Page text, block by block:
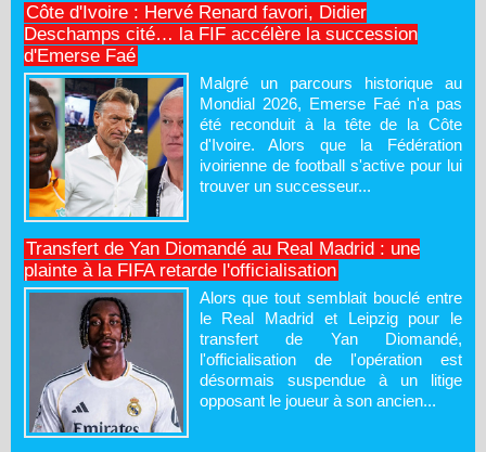
Côte d'Ivoire : Hervé Renard favori, Didier
Deschamps cité… la FIF accélère la succession
d'Emerse Faé
Malgré un parcours historique au
Mondial 2026, Emerse Faé n'a pas
été reconduit à la tête de la Côte
d'Ivoire. Alors que la Fédération
ivoirienne de football s'active pour lui
trouver un successeur...
Transfert de Yan Diomandé au Real Madrid : une
plainte à la FIFA retarde l'officialisation
Alors que tout semblait bouclé entre
le Real Madrid et Leipzig pour le
transfert de Yan Diomandé,
l'officialisation de l'opération est
désormais suspendue à un litige
opposant le joueur à son ancien...